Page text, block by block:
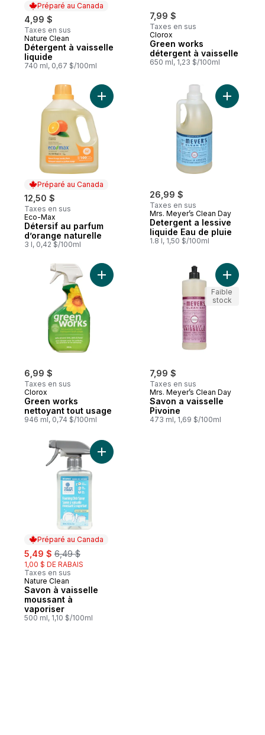
Préparé au Canada
4,99 $
Taxes en sus
Préparé au Canada
Nature Clean
Détergent à vaisselle
liquide
740 ml, 0,67 $/100ml
7,99 $
Taxes en sus
Clorox
Green works
détergent à vaisselle
650 ml, 1,23 $/100ml
Préparé au Canada
12,50 $
Taxes en sus
Préparé au Canada
Eco-Max
Détersif au parfum
d’orange naturelle
3 l, 0,42 $/100ml
Ajouter Détersif au parfum d’orange
26,99 $
Taxes en sus
Mrs. Meyer’s Clean Day
Detergent a lessive
liquide Eau de pluie
1.8 l, 1,50 $/100ml
Ajouter
6,99 $
Taxes en sus
Clorox
Green works
nettoyant tout usage
946 ml, 0,74 $/100ml
Ajouter Green works nettoyant tout
7,99 $
Taxes en sus
Mrs. Meyer’s Clean Day
Savon a vaisselle
Pivoine
473 ml, 1,69 $/100ml
Ajouter
Faible
stock
Préparé au Canada
sale:
5,49 $ , formerly:
6,49 $
1,00 $ DE RABAIS
Taxes en sus
Préparé au Canada
Nature Clean
Savon à vaisselle
moussant à
vaporiser
500 ml, 1,10 $/100ml
Ajouter Savon à vaisselle moussant à